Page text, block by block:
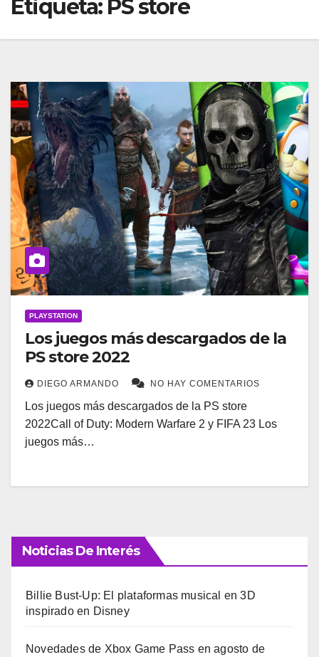
Etiqueta: PS store
PLAYSTATION
Los juegos más descargados de la
PS store 2022
DIEGO ARMANDO NO HAY COMENTARIOS
Los juegos más descargados de la PS store
2022Call of Duty: Modern Warfare 2 y FIFA 23 Los
juegos más…
Noticias De Interés
Billie Bust-Up: El plataformas musical en 3D
inspirado en Disney
Novedades de Xbox Game Pass en agosto de